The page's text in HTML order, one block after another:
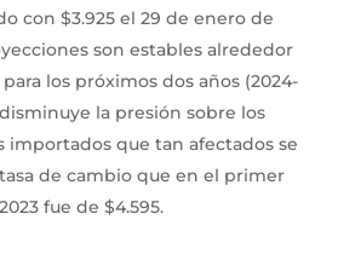
con $3.925 el 29 de enero de
son estables alrededor
los próximos dos años (2024-
la presión sobre los
importados que tan afectados se
de cambio que en el primer
fue de $4.595.